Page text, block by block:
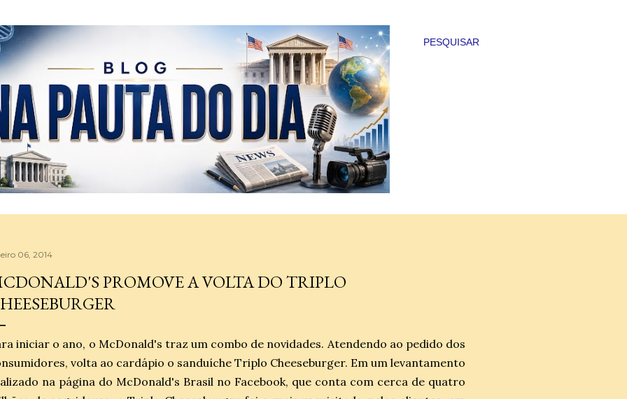
PESQUISAR
06, 2014
PROMOVE A VOLTA DO TRIPLO
iniciar o ano, o McDonald's traz um combo de novidades. Atendendo ao pedido dos
volta ao cardápio o sanduíche Triplo Cheeseburger. Em um levantamento
na página do McDonald's Brasil no Facebook, que conta com cerca de quatro